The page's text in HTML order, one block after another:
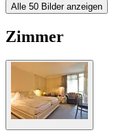
Alle 50 Bilder anzeigen
Zimmer